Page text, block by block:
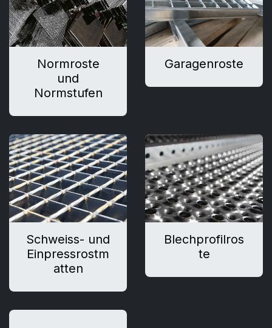
Normroste
und
Normstufen
Garagenroste
Schweiss- und
Einpressrostm
atten
Blechprofilros
te